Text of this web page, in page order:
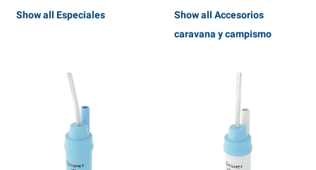
Show all Especiales
Show all Accesorios
caravana y campismo